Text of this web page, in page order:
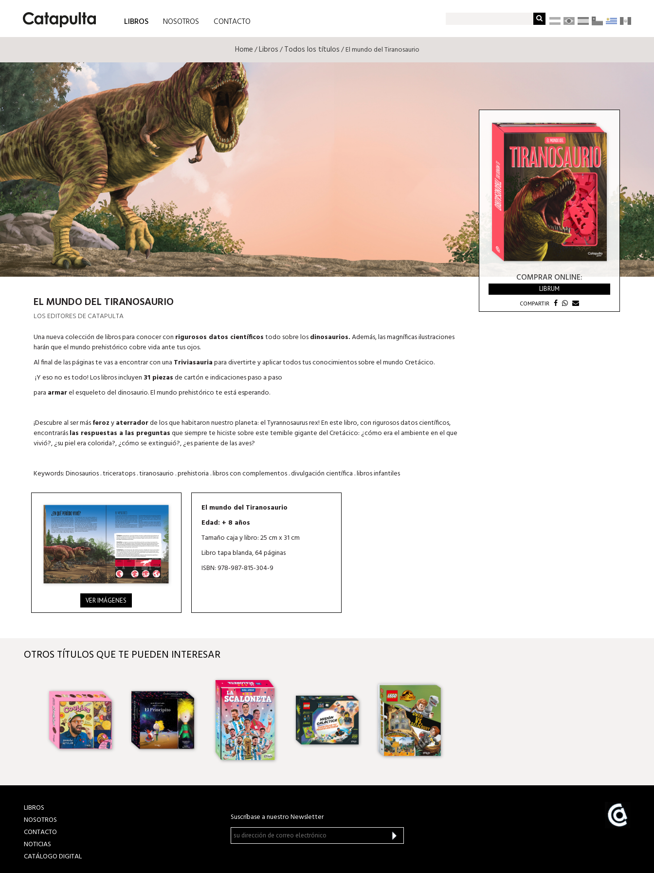
LIBROS NOSOTROS CONTACTO
Home/Libros/Todos los títulos/ El mundo del Tiranosaurio
COMPRAR ONLINE:
LIBRUM
COMPARTIR
EL MUNDO DEL TIRANOSAURIO
LOS EDITORES DE CATAPULTA
Una nueva colección de libros para conocer con rigurosos datos científicostodo sobre losdinosaurios.Además, las magníficas ilustraciones
harán que el mundo prehistórico cobre vida ante tus ojos.
Al final de las páginas te vas a encontrar con una Triviasauriapara divertirte y aplicar todos tus conocimientos sobre el mundo Cretácico.
¡Y eso no es todo! Los libros incluyen 31 piezasde cartón e indicaciones paso a paso
para armarel esqueleto del dinosaurio. El mundo prehistórico te está esperando.
¡Descubre al ser másferozyaterradorde los que habitaron nuestro planeta: el Tyrannosaurus rex! En este libro, con rigurosos datos científicos,
encontraráslas respuestas a las preguntasque siempre te hiciste sobre este temible gigante del Cretácico: ¿cómo era el ambiente en el que
vivió?, ¿su piel era colorida?, ¿cómo se extinguió?, ¿es pariente de las aves?
Keywords: Dinosaurios . triceratops . tiranosaurio . prehistoria . libros con complementos . divulgación científica . libros infantiles
VER IMÁGENES
El mundo del Tiranosaurio
Edad: + 8 años
Tamaño caja y libro: 25 cm x 31 cm
Libro tapa blanda, 64 páginas
ISBN: 978-987-815-304-9
OTROS TÍTULOS QUE TE PUEDEN INTERESAR
LIBROS
NOSOTROS
CONTACTO
NOTICIAS
CATÁLOGO DIGITAL
Suscríbase a nuestro Newsletter